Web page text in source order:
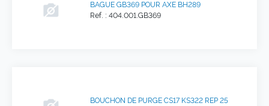
BAGUE GB369 POUR AXE BH289
Ref. : 404.001.GB369
BOUCHON DE PURGE CS17 KS322 REP 25